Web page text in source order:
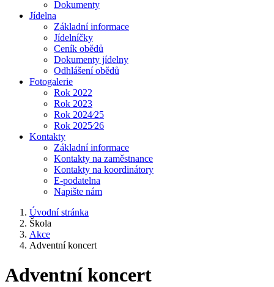
Dokumenty
Jídelna
Základní informace
Jídelníčky
Ceník obědů
Dokumenty jídelny
Odhlášení obědů
Fotogalerie
Rok 2022
Rok 2023
Rok 2024⁄25
Rok 2025⁄26
Kontakty
Základní informace
Kontakty na zaměstnance
Kontakty na koordinátory
E-podatelna
Napište nám
Úvodní stránka
Škola
Akce
Adventní koncert
Adventní koncert